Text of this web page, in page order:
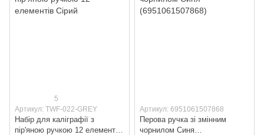
5
Артикул: TWF-022-GREY
Набір для каліграфії з
пір'яною ручкою 12 елементів
Артикул: 6951061507868
Перова ручка зі змінним
чорнилом Синя